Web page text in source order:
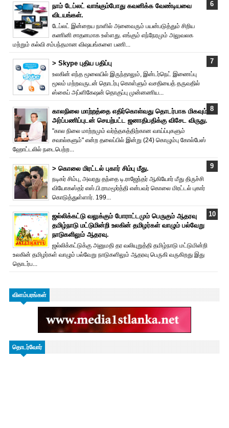
நாம் டேப்லட் வாங்கும்போது கவனிக்க வேண்டியவை
விடயங்கள்.
டேப்லட் இன்றைய நாளில் அனைவரும் பயன்படுத்தும் சிறிய
கணினி சாதனமாக உள்ளது. எங்கும் எந்நேரமும் அலுவலக
மற்றும் கல்வி சம்பந்தமான விஷயங்களை பணி...
> Skype புதிய பதிப்பு
உலகின் எந்த மூலையில் இருந்தாலும், இன்டர்நெட் இணைப்பு
மூலம் மற்றவருடன் தொடர்பு கொள்ளும் வசதியைத் தருவதில்
ஸ்கைப் அப்ளிகேஷன் தொகுப்பு முன்னணிய...
காலநிலை மாற்றத்தை எதிர்கொள்வது தொடர்பாக மிகவும்
அர்ப்பணிப்புடன் செயற்பட்ட ஜனாதிபதிக்கு விசேட விருது.
"கால நிலை மாற்றமும் வர்த்தகத்திற்கான வாய்ப்புகளும்
சவால்களும்" என்ற தலைப்பில் இன்று (24) கொழும்பு கோல்பேஸ்
ஹோட்டலில் நடைபெற்ற...
> கொலை மிரட்டல் புகார் சிம்பு மீது.
நடிகர் சிம்பு, அவரது தந்தை டி.ராஜேந்தர் ஆகியோர் மீது திருச்சி
வியோகஸ்தர் எஸ்.பி.ராமமூர்த்தி என்பவர் கொலை மிரட்டல் புகார்
கொடுத்துள்ளார். 199...
ஜல்லிக்கட்டு வலுக்கும் போராட்டமும் பெருகும் ஆதரவு
தமிழ்நாடு மட்டுமின்றி உலகின் தமிழர்கள் வாழும் பல்வேறு
நாடுகளிலும் ஆதரவு.
ஜல்லிக்கட்டுக்கு அனுமதி தர வலியுறுத்தி தமிழ்நாடு மட்டுமின்றி
உலகின் தமிழர்கள் வாழும் பல்வேறு நாடுகளிலும் ஆதரவு பெருகி வருகிறது இது
தொடர்ப...
விளம்பரங்கள்
தொடர்வோர்